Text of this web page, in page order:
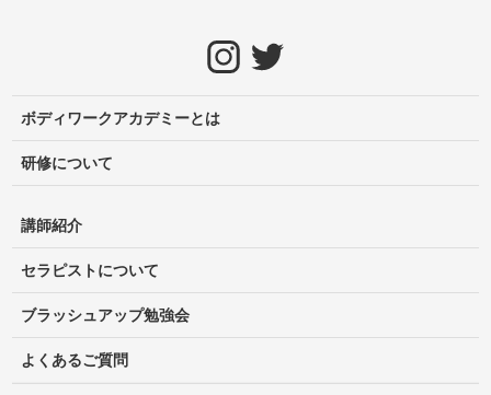
ボディワークアカデミーとは
研修について
講師紹介
セラピストについて
ブラッシュアップ勉強会
よくあるご質問